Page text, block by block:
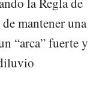
mantener una
“arca” fuerte y